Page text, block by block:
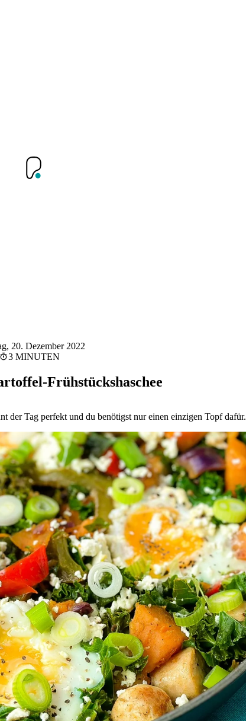
20. Dezember 2022
3 MINUTEN
Frühstückshaschee
der Tag perfekt und du benötigst nur einen einzigen Topf dafür.